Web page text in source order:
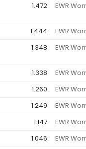
1.472 EWR
1.444 EWR
1.348 EWR
1.338 EWR
1.260 EWR
1.249 EWR
1.147 EWR
1.046 EWR